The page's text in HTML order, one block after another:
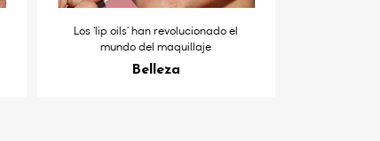
Los ‘lip oils’ han revolucionado el
mundo del maquillaje
Belleza